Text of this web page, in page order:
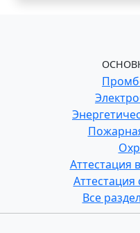
Аттестация
Все